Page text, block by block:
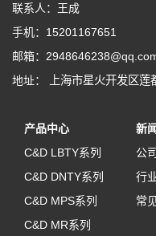
联系人：王成
手机：15201167651
邮箱：
地址：
上海市星火开发区莲
产品中心
C&D LBTY系列
C&D DNTY系列
C&D MPS系列
C&D MR系列
新
公
行
常